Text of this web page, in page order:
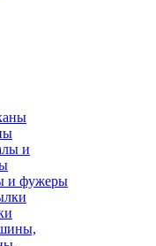
и фужеры